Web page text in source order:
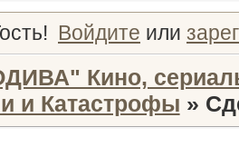
Войдите или
Кино,
и Катастрофы »